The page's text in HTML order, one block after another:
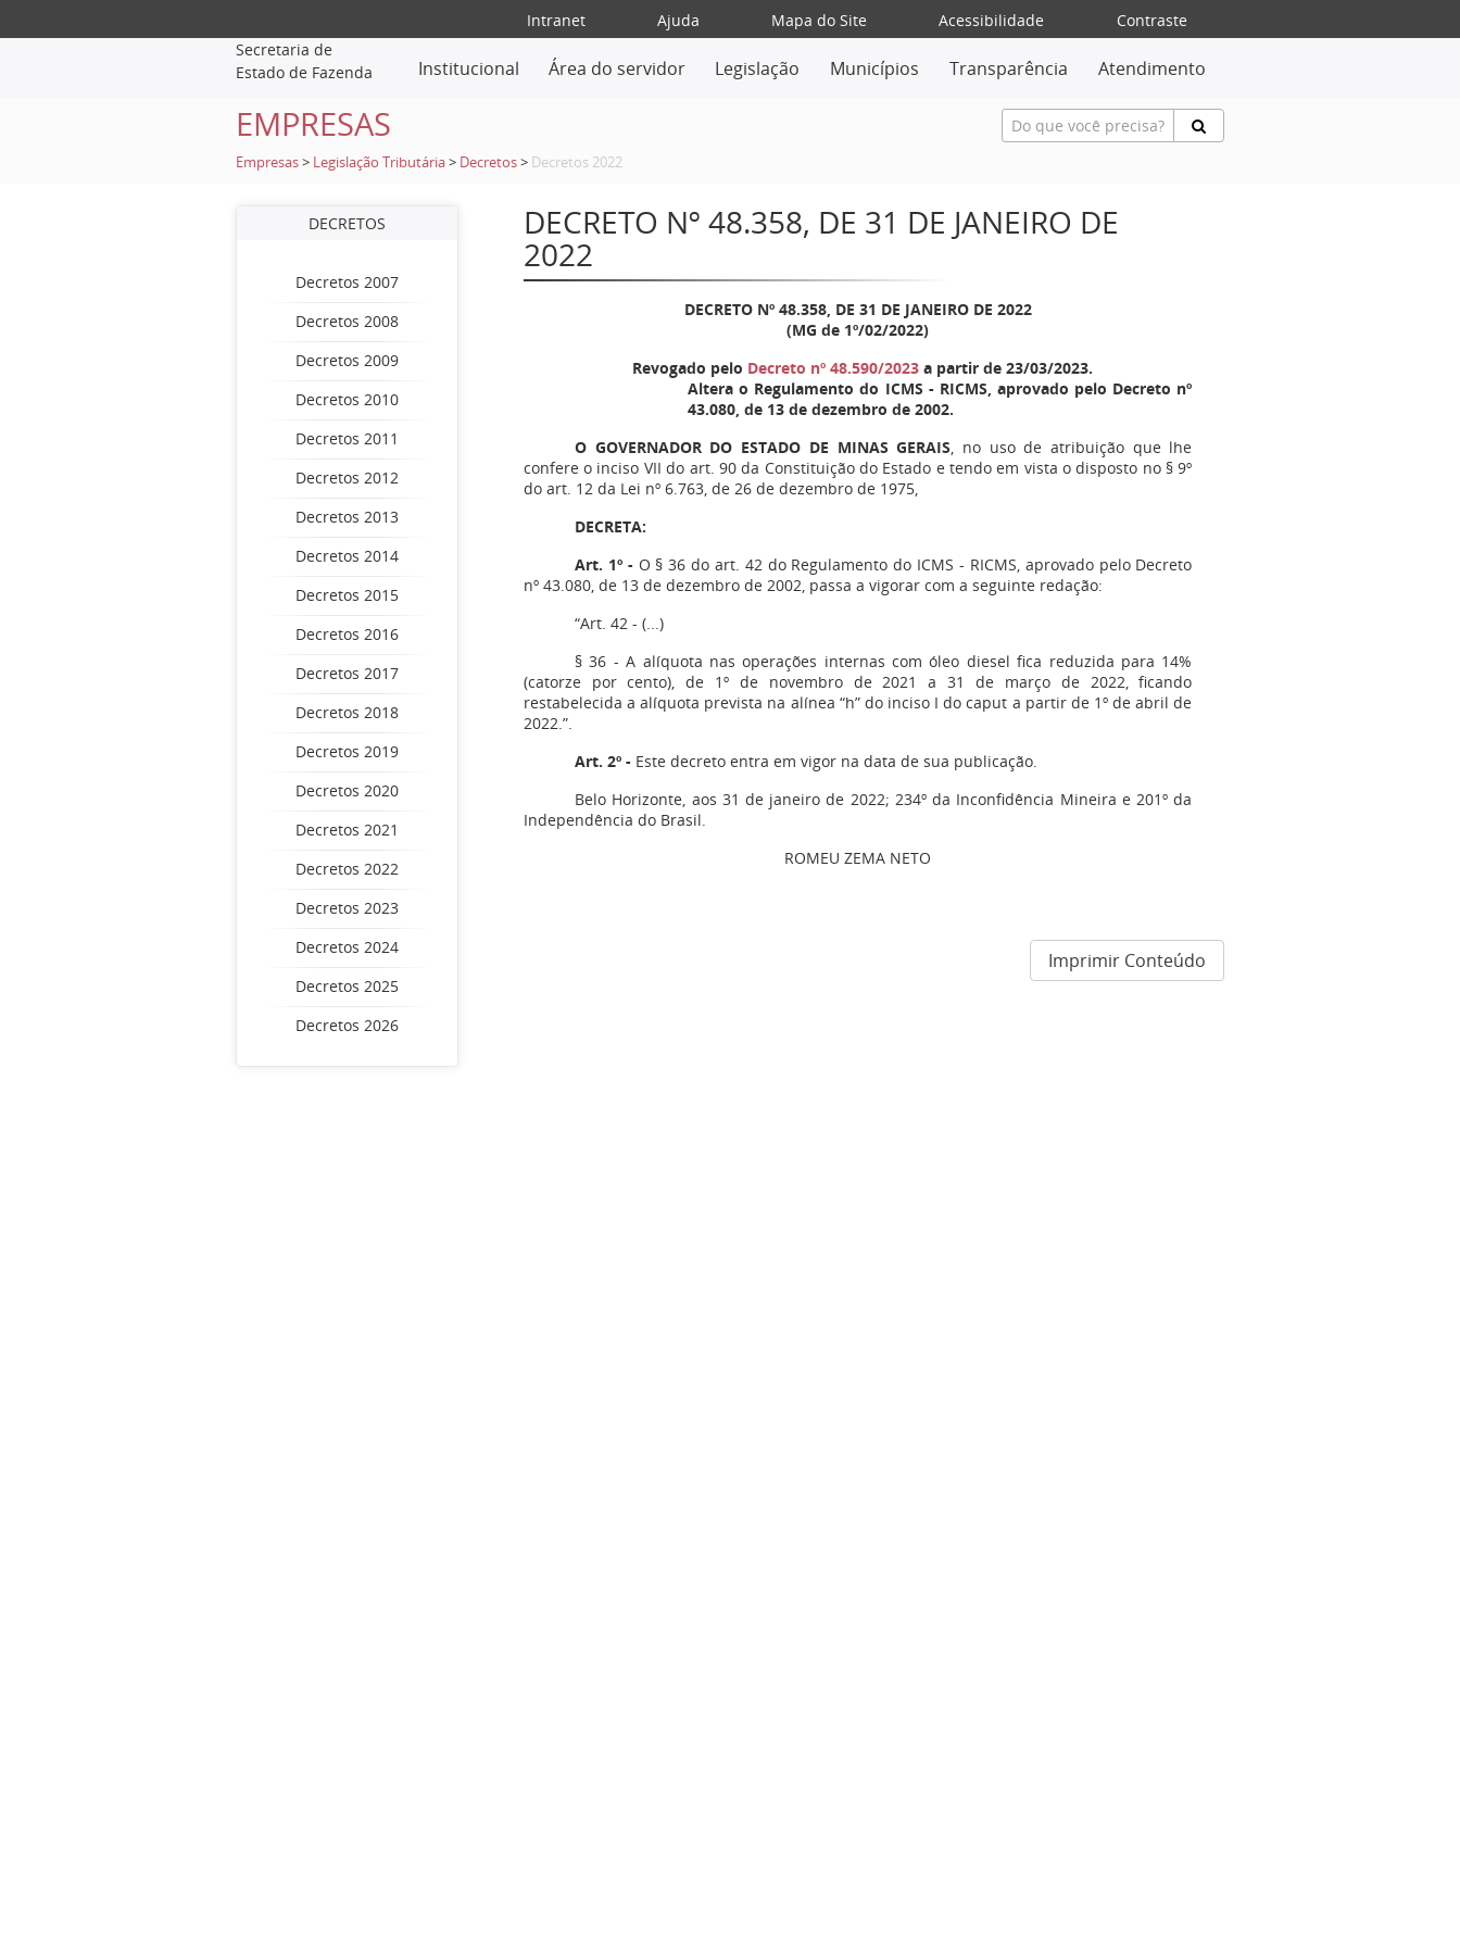
Intranet Ajuda Mapa do Site Acessibilidade
Contraste
Secretaria de
Estado de Fazenda
Institucional Área do servidor Legislação Municípios Transparência Atendimento
EMPRESAS
Empresas > Legislação Tributária > Decretos > Decretos 2022
DECRETOS
Decretos 2007
Decretos 2008
Decretos 2009
Decretos 2010
Decretos 2011
Decretos 2012
Decretos 2013
Decretos 2014
Decretos 2015
Decretos 2016
Decretos 2017
Decretos 2018
Decretos 2019
Decretos 2020
Decretos 2021
Decretos 2022
Decretos 2023
Decretos 2024
Decretos 2025
Decretos 2026
DECRETO Nº 48.358, DE 31 DE JANEIRO DE
2022
DECRETO Nº 48.358, DE 31 DE JANEIRO DE 2022
(MG de 1º/02/2022)
Revogado pelo Decreto nº 48.590/2023 a partir de 23/03/2023.
Altera o Regulamento do ICMS - RICMS, aprovado pelo Decreto nº
43.080, de 13 de dezembro de 2002.
O GOVERNADOR DO ESTADO DE MINAS GERAIS, no uso de atribuição que lhe
confere o inciso VII do art. 90 da Constituição do Estado e tendo em vista o disposto no § 9º
do art. 12 da Lei nº 6.763, de 26 de dezembro de 1975,
DECRETA:
Art. 1º - O § 36 do art. 42 do Regulamento do ICMS - RICMS, aprovado pelo Decreto
nº 43.080, de 13 de dezembro de 2002, passa a vigorar com a seguinte redação:
“Art. 42 - (...)
§ 36 - A alíquota nas operações internas com óleo diesel fica reduzida para 14%
(catorze por cento), de 1º de novembro de 2021 a 31 de março de 2022, ficando
restabelecida a alíquota prevista na alínea “h” do inciso I do caput a partir de 1º de abril de
2022.”.
Art. 2º - Este decreto entra em vigor na data de sua publicação.
Belo Horizonte, aos 31 de janeiro de 2022; 234º da Inconfidência Mineira e 201º da
Independência do Brasil.
ROMEU ZEMA NETO
Imprimir Conteúdo